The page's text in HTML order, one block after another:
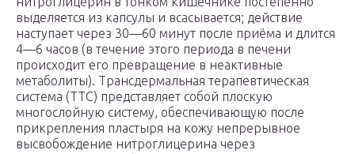
выделяется из капсулы и всасывается; действие
наступает через 30—60 минут после приёма и длится
4—6 часов (в течение этого периода в печени
происходит его превращение в неактивные
метаболиты). Трансдермальная терапевтическая
система (ТТС) представляет собой плоскую
многослойную систему, обеспечивающую после
прикрепления пластыря на кожу непрерывное
высвобождение нитроглицерина через